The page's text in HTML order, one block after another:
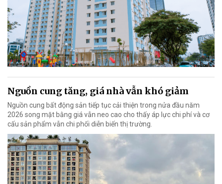
Nguồn cung tăng, giá nhà vẫn khó giảm
Nguồn cung bất động sản tiếp tục cải thiện trong nửa đầu năm
2026 song mặt bằng giá vẫn neo cao cho thấy áp lực chi phí và cơ
cấu sản phẩm vẫn chi phối diễn biến thị trường.